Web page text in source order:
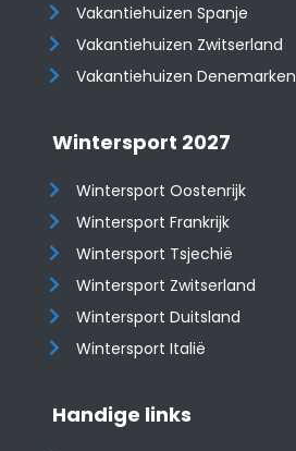
Vakantiehuizen Spanje
​​​​​​​Vakantiehuizen Zwitserland
Vakantiehuizen Denemarken
Wintersport 2027
Wintersport Oostenrijk
Wintersport Frankrijk
Wintersport Tsjechië
Wintersport Zwitserland
Wintersport Duitsland
Wintersport Italië
Handige links